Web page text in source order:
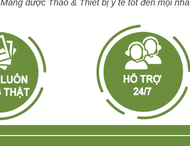
Mang dược Thảo & Thiết bị y tế tốt đến mọi nhà